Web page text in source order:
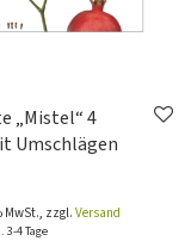
„Mistel“ 4
Umschlägen
MwSt., zzgl.Versand
4 Tage